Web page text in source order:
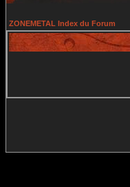
ZONEMETAL Index du Forum